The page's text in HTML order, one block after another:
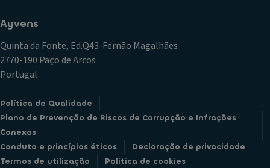
Ayvens
Quinta da Fonte, Ed.Q43-Fernão Magalhães
2770-190 Paço de Arcos
Portugal
Política de Qualidade
Plano de Prevenção de Riscos de Corrupção e Infrações
Conexas
Conduta e princípios éticos
Declaração de privacidade
Termos de utilização
Política de cookies